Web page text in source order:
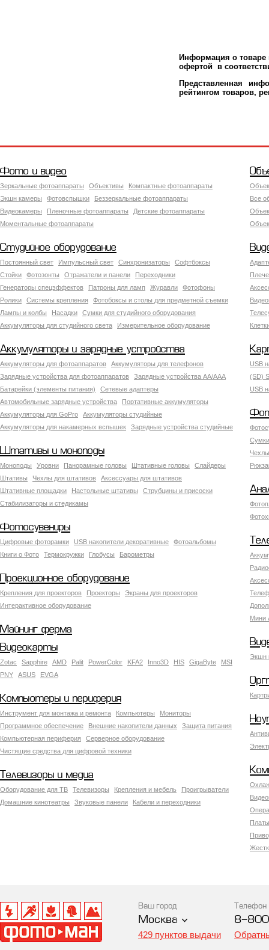
Информация о товаре
офертой в
Представленная
рейтингом товаров,
Фото и видео
Зеркальные фотоаппараты Объективы
Компактные фотоаппараты
Экшн камеры
Фотовспышки
Беззеркальные фотоаппараты
Видеокамеры
Пленочные фотоаппараты
Детские фотоаппараты
Моментальные фотоаппараты
Все
Студийное оборудование
Постоянный свет Импульсный свет Синхронизаторы
Софтбоксы
Стойки
Фотозонты Отражатели и панели
Переходники
Генераторы спецэффектов
Патроны для ламп Журавли
Фотофоны
Ролики
Системы крепления
Фотобоксы и столы для предметной съемки
Лампы и колбы
Насадки
Сумки для студийного оборудования
Аккумуляторы для студийного света
Измерительное оборудование
Аккумуляторы и зарядные устройства
Аккумуляторы для фотоаппаратов
Аккумуляторы для телефонов
Зарядные устройства для фотоаппаратов
Зарядные устройства AA/AAA
Батарейки (элементы питания)
Сетевые адаптеры
Автомобильные зарядные устройства
Портативные аккумуляторы
Аккумуляторы для GoPro
Аккумуляторы студийные
Аккумуляторы для накамерных вспышек
Зарядные устройства студийные
USB
(SD)
USB
Штативы и моноподы
Моноподы Уровни Панорамные головы Штативные головы
Слайдеры
Штативы
Чехлы для штативов
Аксессуары для штативов
Штативные площадки
Настольные штативы
Струбцины и присоски
Стабилизаторы и стедикамы
Фотосувениры
Цифровые фоторамки USB накопители декоративные
Фотоальбомы
Книги о Фото
Термокружки Глобусы Барометры
Мини
Проекционное оборудование
Крепления для проекторов Проекторы
Экраны для проекторов
Интерактивное оборудование
Майнинг ферма
Экшн
Видеокарты
Zotac Sapphire AMD Palit PowerColor KFA2 Inno3D HIS GigaByte
MSI
PNY
ASUS EVGA
Компьютеры и периферия
Инструмент для монтажа и ремонта Компьютеры
Мониторы
Программное обеспечение
Внешние накопители данных
Защита питания
Компьютерная периферия
Серверное оборудование
Чистящие средства для цифровой техники
Телевизоры и медиа
Оборудование для ТВ Телевизоры Крепления и мебель
Проигрыватели
Домашние кинотеатры
Звуковые панели Кабели и переходники
Ваш город
Москва
429 пунктов выдачи
Телефон
8-